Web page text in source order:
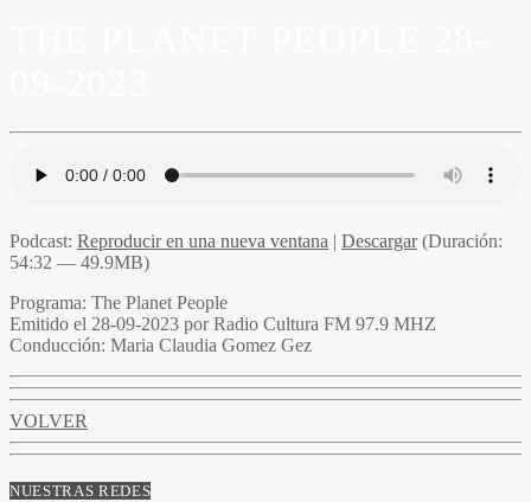
Podcast: Reproducir en una nueva ventana | Descargar(Duración:
54:32 — 49.9MB)
Programa: The Planet People
Emitido el 28-09-2023 por Radio Cultura FM 97.9 MHZ
Conducción: Maria Claudia Gomez Gez
VOLVER
NUESTRAS REDES